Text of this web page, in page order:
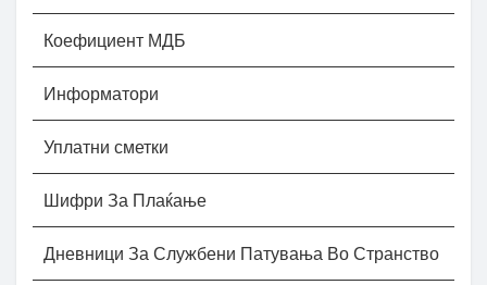
Коефициент МДБ
Информатори
Уплатни сметки
Шифри За Плаќање
Дневници За Службени Патувања Во Странство